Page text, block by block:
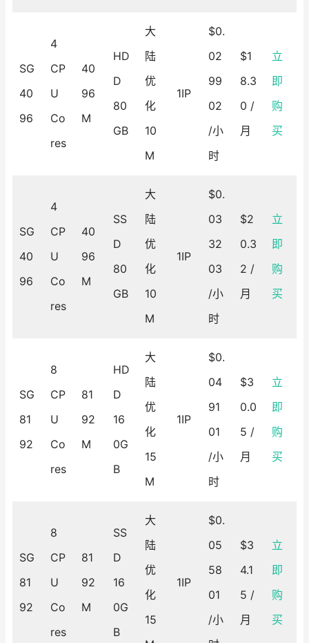
SG
40
96
4
CP
U
Co
res
40
96
M
HD
D
80
GB
大
陆
优
化
10
M
1IP
$0.
02
99
02
/小
时
$1
8.3
0 /
月
立
即
购
买
SG
40
96
4
CP
U
Co
res
40
96
M
SS
D
80
GB
大
陆
优
化
10
M
1IP
$0.
03
32
03
/小
时
$2
0.3
2 /
月
立
即
购
买
SG
81
92
8
CP
U
Co
res
81
92
M
HD
D
16
0G
B
大
陆
优
化
15
M
1IP
$0.
04
91
01
/小
时
$3
0.0
5 /
月
立
即
购
买
SG
81
92
8
CP
U
Co
res
81
92
M
SS
D
16
0G
B
大
陆
优
化
15
1IP
$0.
05
58
01
/小
$3
4.1
5 /
月
立
即
购
买